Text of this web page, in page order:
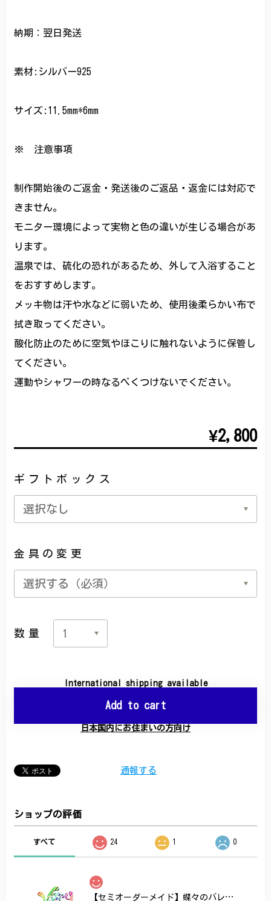
納期：翌日発送
素材:シルバー925
サイズ:11.5mm*6mm
※ 注意事項
制作開始後のご返金・発送後のご返品・返金には対応で
きません。
モニター環境によって実物と色の違いが生じる場合があ
ります。
温泉では、硫化の恐れがあるため、外して入浴すること
をおすすめします。
メッキ物は汗や水などに弱いため、使用後柔らかい布で
拭き取ってください。
酸化防止のために空気やほこりに触れないように保管し
てください。
運動やシャワーの時なるべくつけないでください。
¥2,800
ギフトボックス
金具の変更
数量
International shipping available
Add to cart
日本国内にお住まいの方向け
通報する
ショップの評価
すべて 24 1 0
【セミオーダーメイド】蝶々のバレッタ